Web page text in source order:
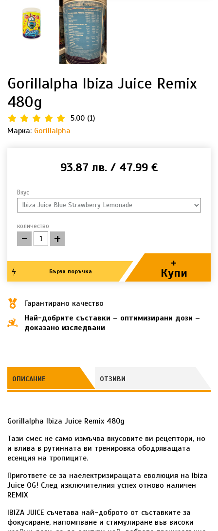
Gorillalpha Ibiza Juice Remix
480g
5.00 (1)
Марка: Gorillalpha
93.87 лв. / 47.99 €
Вкус
количество
- +
Бърза поръчка
+
Купи
Гарантирано качество
Най-добрите съставки – оптимизирани дози –
доказано изследвани
ОПИСАНИЕ ОТЗИВИ
Gorillalpha Ibiza Juice Remix 480g
Тази смес не само измъчва вкусовите ви рецептори, но
и влива в рутинната ви тренировка ободряващата
есенция на тропиците.
Пригответе се за наелектризиращата еволюция на Ibiza
Juice OG! След изключителния успех отново наличен
REMIX
IBIZA JUICE съчетава най-доброто от съставките за
фокусиране, напомпване и стимулиране във високи